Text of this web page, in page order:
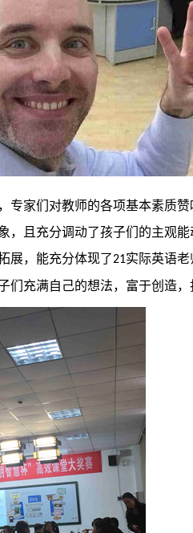
专家们对教师的各项基本素质
，且充分调动了孩子们的主观
展，能充分体现了21实际英语
们充满自己的想法，富于创造，